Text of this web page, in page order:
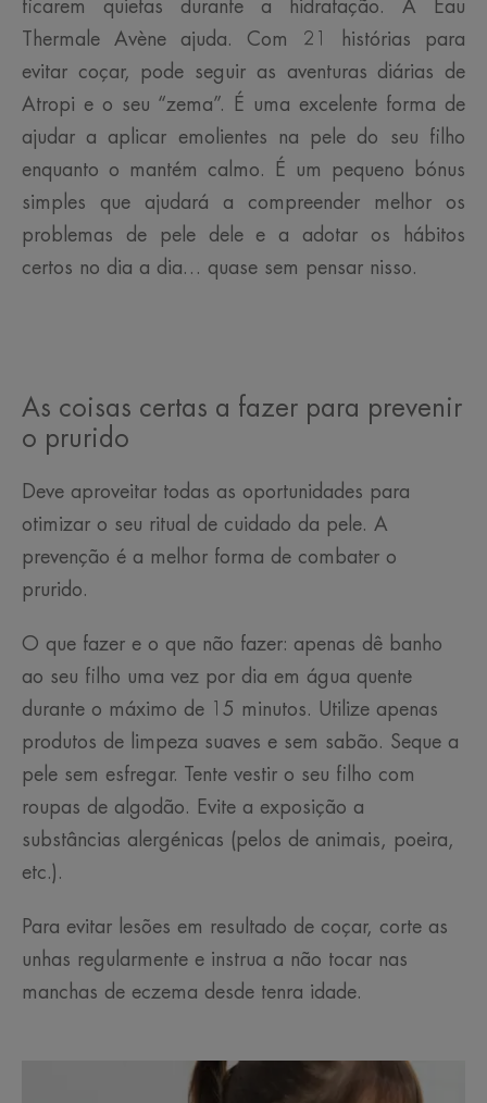
ficarem quietas durante a hidratação. A Eau
Thermale Avène ajuda. Com 21 histórias para
evitar coçar, pode seguir as aventuras diárias de
Atropi e o seu “zema”. É uma excelente forma de
ajudar a aplicar emolientes na pele do seu filho
enquanto o mantém calmo. É um pequeno bónus
simples que ajudará a compreender melhor os
problemas de pele dele e a adotar os hábitos
certos no dia a dia… quase sem pensar nisso.
As coisas certas a fazer para prevenir
o prurido
Deve aproveitar todas as oportunidades para
otimizar o seu ritual de cuidado da pele. A
prevenção é a melhor forma de combater o
prurido.
O que fazer e o que não fazer: apenas dê banho
ao seu filho uma vez por dia em água quente
durante o máximo de 15 minutos. Utilize apenas
produtos de limpeza suaves e sem sabão. Seque a
pele sem esfregar. Tente vestir o seu filho com
roupas de algodão. Evite a exposição a
substâncias alergénicas (pelos de animais, poeira,
etc.).
Para evitar lesões em resultado de coçar, corte as
unhas regularmente e instrua a não tocar nas
manchas de eczema desde tenra idade.